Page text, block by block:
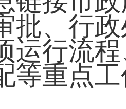
批、行
运行流
等重点